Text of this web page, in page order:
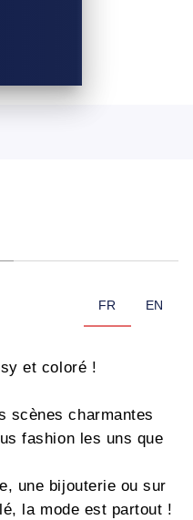
FR EN
et coloré !
scènes charmantes
fashion les uns que
une bijouterie ou sur
la mode est partout !